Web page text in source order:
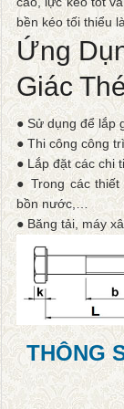
bền kéo tối thiểu
Ứng
Giác
● Sử dụng để lắp
● Thi công công
● Lắp đặt các chi
● Trong các
bồn nước,…
● Băng tải, máy
THÔNG